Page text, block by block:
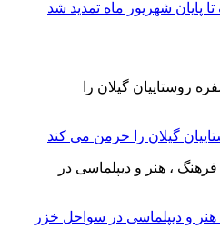
پایان شهریور ماه تمدید شد
گیلان را خرمن می کند
هنر و دیپلماسی در سواحل خزر